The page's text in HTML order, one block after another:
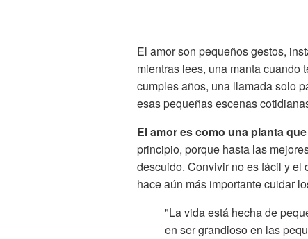
El amor son pequeños gestos,
mientras lees, una manta cuando
cumples años, una llamada solo
esas pequeñas escenas
El amor es como una planta
principio, porque hasta las
descuido. Convivir no es fácil y
hace aún más importante cuidar
"La vida está hecha de
en ser grandioso en las